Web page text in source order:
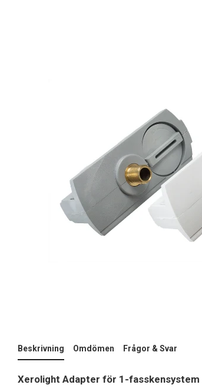
Beskrivning Omdömen Frågor & Svar
Xerolight Adapter för 1-fasskensystem